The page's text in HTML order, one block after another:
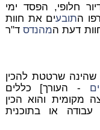
חלופי, הפסד ימי
התובעים את חוות
דעת המהנדסד"ר
שרטטת להכין
- העורך] כללים
מקומית והוא הכין
עבודה או בתוכנית